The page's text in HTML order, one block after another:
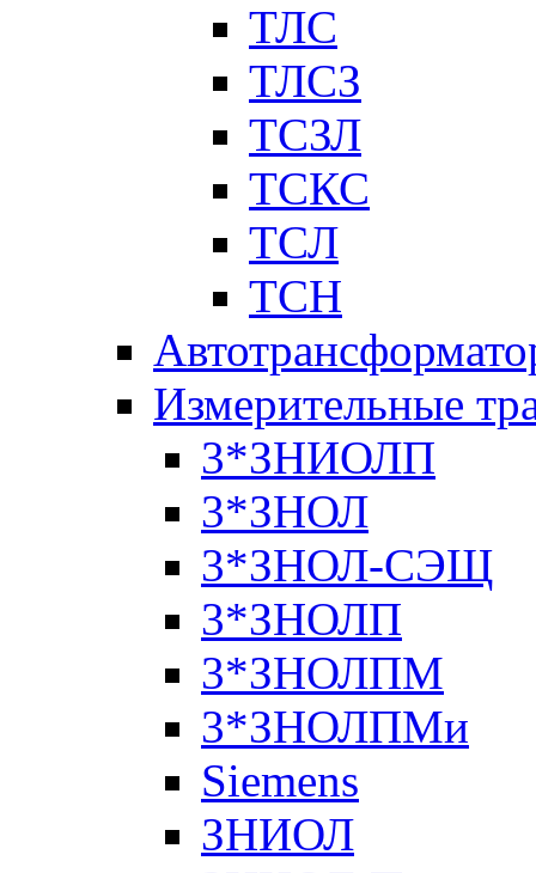
ТЛС
ТЛСЗ
ТСЗЛ
ТСКС
ТСЛ
ТСН
Измерительные
3*ЗНИОЛП
3*ЗНОЛ
3*ЗНОЛ-СЭЩ
3*ЗНОЛП
3*ЗНОЛПМ
3*ЗНОЛПМи
Siemens
ЗНИОЛ